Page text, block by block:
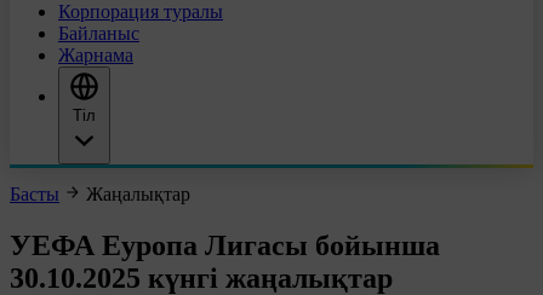
Корпорация туралы
Байланыс
Жарнама
Тіл
Басты Жаңалықтар
УЕФА Еуропа Лигасы бойынша
30.10.2025 күнгі жаңалықтар